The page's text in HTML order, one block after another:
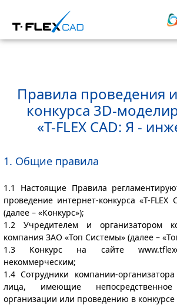
Правила проведения
конкурса 3D-
«T-FLEX CAD: Я -
1. Общие правила
1.1 Настоящие Правила
проведение интернет-конкурса «T-
(далее – «Конкурс»);
1.2 Учредителем и организатором
компания ЗАО «Топ Системы» (далее –
1.3 Конкурс на сайте
некоммерческим;
1.4 Сотрудники компании-
лица, имеющие
организации или проведению в конкурсе